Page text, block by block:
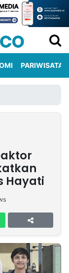
PARIWISATA
Hayati